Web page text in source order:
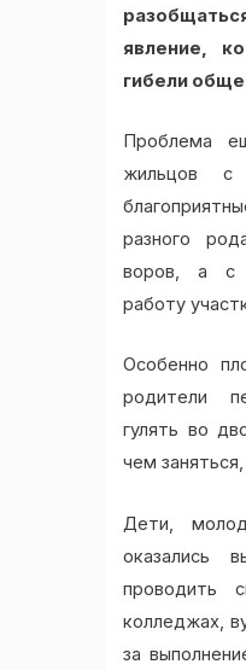
явление,
гибели
Проблема
жильцов с
разного
воров, а с
работу
Особенно
родители
гулять во
чем
Дети,
оказались
проводить
колледжах,
за